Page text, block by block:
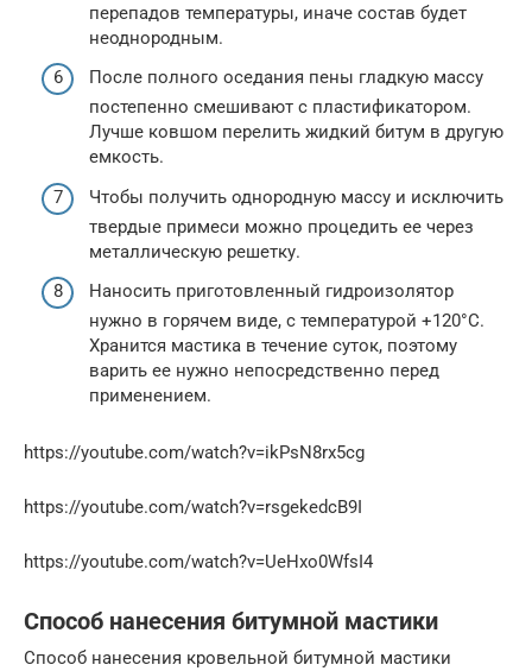
перепадов температуры, иначе состав будет
неоднородным.
После полного оседания пены гладкую массу
постепенно смешивают с пластификатором.
Лучше ковшом перелить жидкий битум в другую
емкость.
Чтобы получить однородную массу и исключить
твердые примеси можно процедить ее через
металлическую решетку.
Наносить приготовленный гидроизолятор
нужно в горячем виде, с температурой +120°C.
Хранится мастика в течение суток, поэтому
варить ее нужно непосредственно перед
применением.
https://youtube.com/watch?v=ikPsN8rx5cg
https://youtube.com/watch?v=rsgekedcB9I
https://youtube.com/watch?v=UeHxo0WfsI4
Способ нанесения битумной мастики
Способ нанесения кровельной битумной мастики